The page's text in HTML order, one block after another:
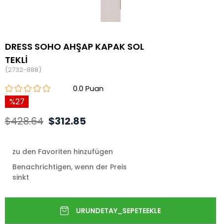
DRESS SOHO AHŞAP KAPAK SOL
TEKLİ
(2732-888)
0.0
27
$428.64 $312.85
zu den Favoriten hinzufügen
Benachrichtigen, wenn der Preis
sinkt